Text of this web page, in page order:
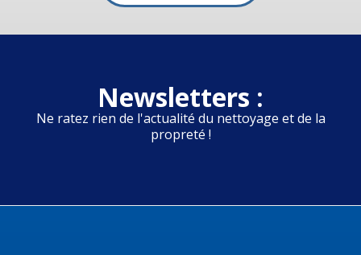
Newsletters :
Ne ratez rien de l'actualité du nettoyage et de la
propreté !